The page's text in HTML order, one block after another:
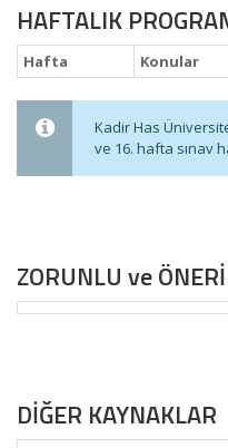
HAFTALIK
Hafta Konular
Kadir Has
ve 16. hafta sınav
ZORUNLU ve
DİĞER KAYNAKLAR